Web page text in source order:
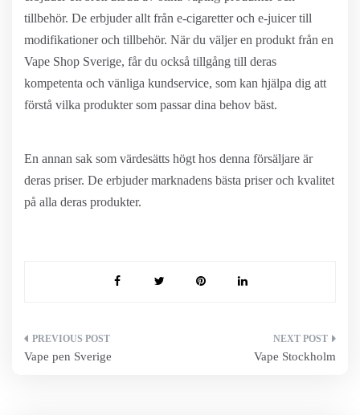
tillbehör. De erbjuder allt från e-cigaretter och e-juicer till
modifikationer och tillbehör. När du väljer en produkt från en
Vape Shop Sverige, får du också tillgång till deras
kompetenta och vänliga kundservice, som kan hjälpa dig att
förstå vilka produkter som passar dina behov bäst.
En annan sak som värdesätts högt hos denna försäljare är
deras priser. De erbjuder marknadens bästa priser och kvalitet
på alla deras produkter.
Inläggsnavigering
Vape pen Sverige Vape Stockholm